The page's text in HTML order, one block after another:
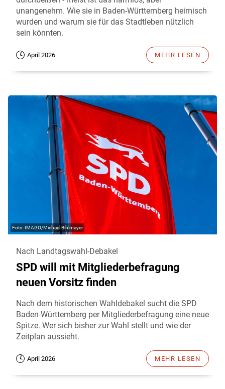
unangenehm. Wie sie in Baden-Württemberg heimisch
wurden und warum sie für das Stadtleben nützlich
sein könnten.
April 2026 MEHR LESEN
IMAGO/Michael Bihlmayer
Nach Landtagswahl-Debakel
SPD will mit Mitgliederbefragung
neuen Vorsitz finden
Nach dem historischen Wahldebakel sucht die SPD
Baden-Württemberg per Mitgliederbefragung eine neue
Spitze. Wer sich bisher zur Wahl stellt und wie der
Zeitplan aussieht.
April 2026 MEHR LESEN